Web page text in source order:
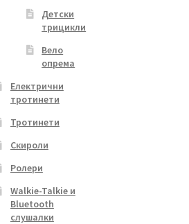
Детски
трицикли
Вело
опрема
Електрични
тротинети
Тротинети
Скироли
Ролери
Walkie-Talkie и
Bluetooth
слушалки